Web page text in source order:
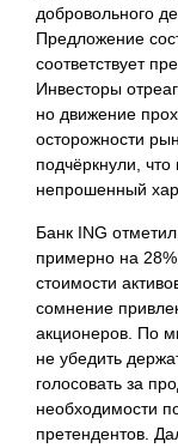
добровольного
Предложение
соответствует
Инвесторы
но движение
осторожности
подчёркнули,
непрошенный
Банк ING
примерно на
стоимости
сомнение
акционеров. По
не убедить
голосовать за
необходимости
претендентов.